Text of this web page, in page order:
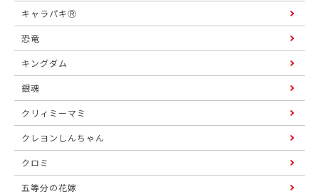
キャラパキⓇ
恐竜
キングダム
銀魂
クリィミーマミ
クレヨンしんちゃん
クロミ
五等分の花嫁